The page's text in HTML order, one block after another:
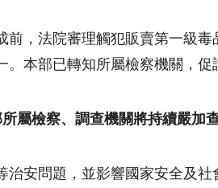
，法院審理觸犯販賣第一級
本部已轉知所屬檢察機關，
屬檢察、調查機關將持續嚴加
安問題，並影響國家安全及